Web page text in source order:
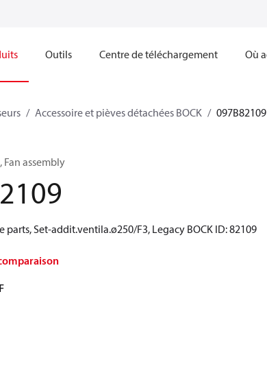
Outils Centre de téléchargement Où
Accessoire et pièves détachées BOCK 097B82109
Fan assembly
parts, Set-addit.ventila.ø250/F3, Legacy BOCK ID: 82109